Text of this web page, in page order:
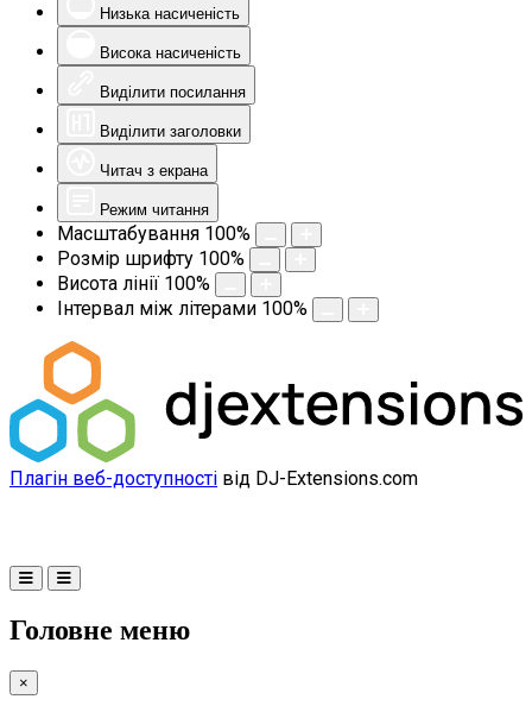
Низька насиченість
Висока насиченість
Виділити посилання
Виділити заголовки
Читач з екрана
Режим читання
Масштабування 100%
Розмір шрифту 100%
Висота лінії 100%
Інтервал між літерами 100%
Плагін веб-доступності від DJ-Extensions.com
Головне меню
×